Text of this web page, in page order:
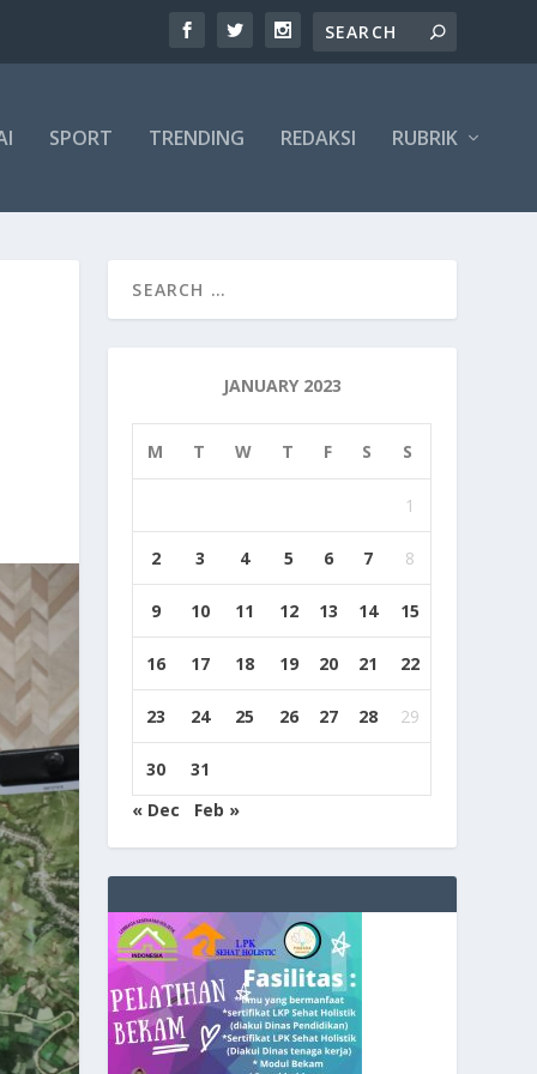
SPORT TRENDING REDAKSI RUBRIK
JANUARY 2023
M T W T F S S
1
2 3 4 5 6 7 8
9 10 11 12 13 14 15
16 17 18 19 20 21 22
23 24 25 26 27 28 29
30
31
« Dec
Feb »